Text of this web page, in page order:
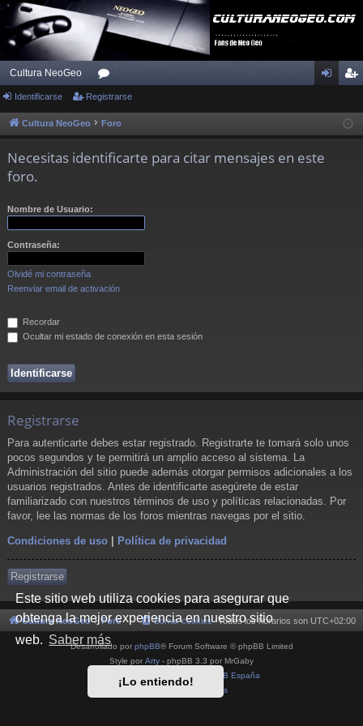
Este sitio web utiliza cookies para asegurar que
obtenga la mejor experiencia en nuestro sitio
web. Saber más
¡Lo entiendo!
Cultura NeoGeo
or
os ist
Identificarse Registrarse
Cultura NeoGeo Foro
Necesitas identificarte para citar mensajes en este
foro.
Nombre de Usuario:
Contraseña:
Olvidé mi contraseña
Reenviar email de activación
Recordar
Ocultar mi estado de conexión en esta sesión
Registrarse
Para autenticarte debes estar registrado. Registrarte te tomará solo unos
pocos segundos y te permitirá un amplio acceso al sistema. La
Administración del sitio puede además otorgar permisos adicionales a los
usuarios registrados. Antes de identificarte asegúrete de estar
familiarizado con nuestros términos de uso y políticas relacionadas. Por
favor, lee las normas de los foros mientras navegas por el sitio.
Condiciones de uso Política de privacidad
Registrarse
Cultura NeoGeo Foro Todos los horarios son UTC+02:00
Borrar cookies
Desarrollado por phpBB® Forum Software © phpBB Limited
Style por Arty - phpBB 3.3 por MrGaby
phpBB España
Condiciones